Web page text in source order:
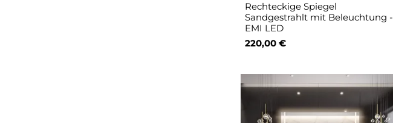
Rechteckige Spiegel
Sandgestrahlt mit Beleuchtung -
EMI LED
220,00 €